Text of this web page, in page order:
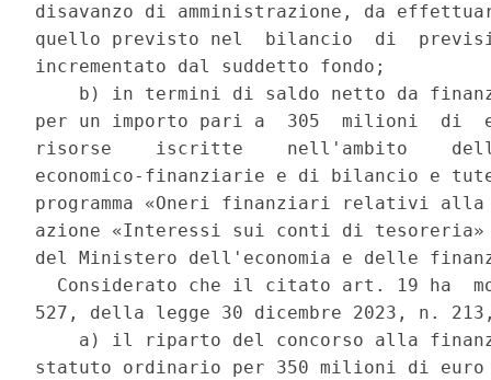
disavanzo di amministrazione, da
quello previsto nel  bilancio  di
incrementato dal suddetto fondo;
b) in termini di saldo netto da
per un importo pari a  305  milioni  di
risorse    iscritte    nell'ambito
economico-finanziarie e di bilancio e
programma «Oneri finanziari relativi
azione «Interessi sui conti di
del Ministero dell'economia e delle
Considerato che il citato art. 19 ha
527, della legge 30 dicembre 2023, n.
a) il riparto del concorso alla
statuto ordinario per 350 milioni di